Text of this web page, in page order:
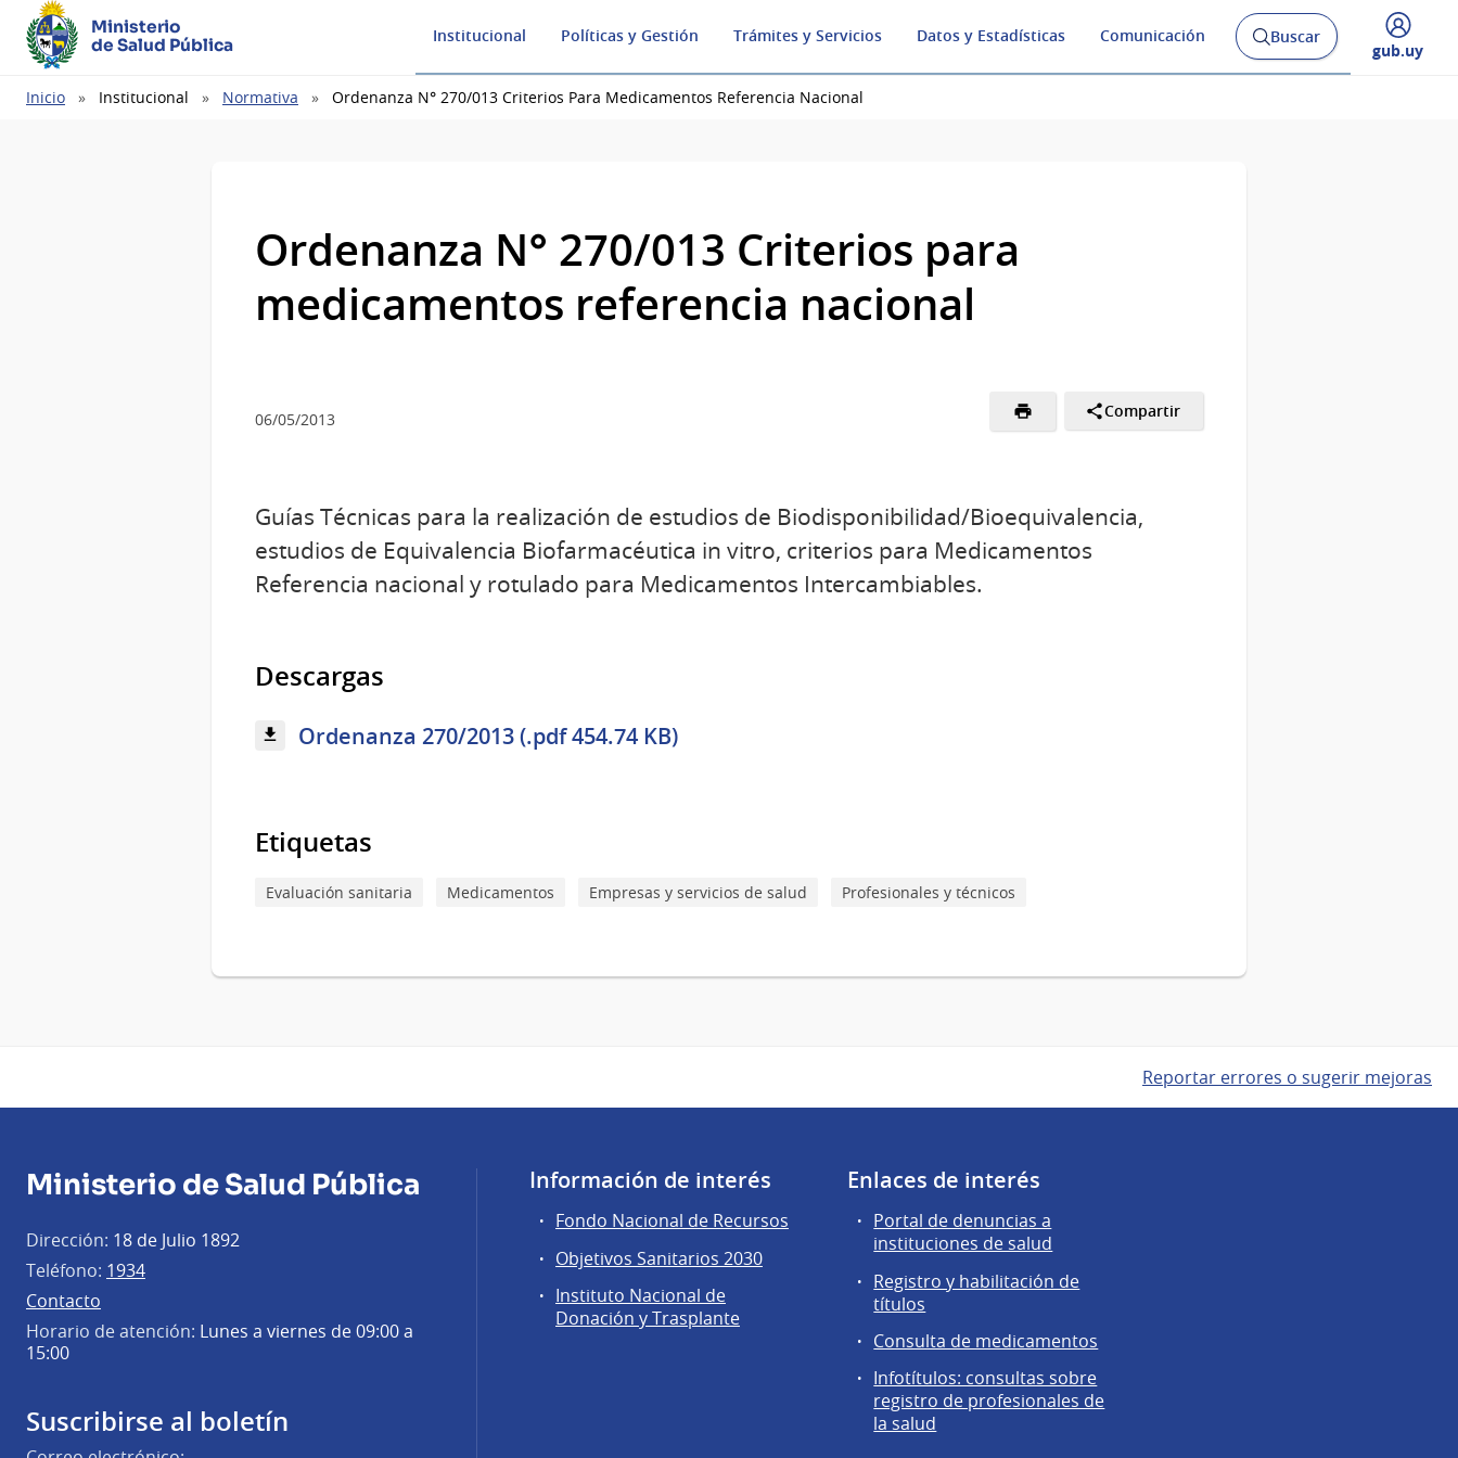
Ministerio
de Salud Pública
Institucional Políticas y Gestión Trámites y Servicios Datos y Estadísticas Comunicación
Abrir
buscador
Buscar
Desplegar
gub.uy
Ruta
Inicio Institucional Normativa Ordenanza N° 270/013 Criterios Para Medicamentos Referencia Nacional
Ordenanza N° 270/013 Criterios para
medicamentos referencia nacional
06/05/2013 Compartir
Guías Técnicas para la realización de estudios de Biodisponibilidad/Bioequivalencia,
estudios de Equivalencia Biofarmacéutica in vitro, criterios para Medicamentos
Referencia nacional y rotulado para Medicamentos Intercambiables.
Descargas
Ordenanza 270/2013 (.pdf 454.74 KB)
Etiquetas
Evaluación sanitaria Medicamentos Empresas y servicios de salud Profesionales y técnicos
Reportar errores o sugerir mejoras
Ministerio de Salud Pública
Dirección: 18 de Julio 1892
Teléfono: 1934
Contacto
Horario de atención: Lunes a viernes de 09:00 a
15:00
Suscribirse al boletín
Información de interés
Fondo Nacional de Recursos
Objetivos Sanitarios 2030
Instituto Nacional de
Donación y Trasplante
Enlaces de interés
Portal de denuncias a
instituciones de salud
Registro y habilitación de
títulos
Consulta de medicamentos
Infotítulos: consultas sobre
registro de profesionales de
la salud